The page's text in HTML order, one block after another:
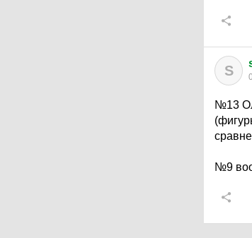
S
№13
№9